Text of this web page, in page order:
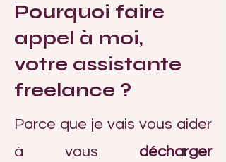
Pourquoi faire
appel à moi,
votre assistante
freelance ?
Parce que je vais vous aider
à vous décharger